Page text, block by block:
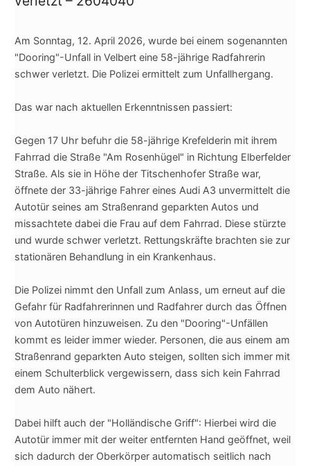
Am Sonntag, 12. April 2026, wurde bei einem sogenannten
"Dooring"-Unfall in Velbert eine 58-jährige Radfahrerin
schwer verletzt. Die Polizei ermittelt zum Unfallhergang.
Das war nach aktuellen Erkenntnissen passiert:
Gegen 17 Uhr befuhr die 58-jährige Krefelderin mit ihrem
Fahrrad die Straße "Am Rosenhügel" in Richtung Elberfelder
Straße. Als sie in Höhe der Titschenhofer Straße war,
öffnete der 33-jährige Fahrer eines Audi A3 unvermittelt die
Autotür seines am Straßenrand geparkten Autos und
missachtete dabei die Frau auf dem Fahrrad. Diese stürzte
und wurde schwer verletzt. Rettungskräfte brachten sie zur
stationären Behandlung in ein Krankenhaus.
Die Polizei nimmt den Unfall zum Anlass, um erneut auf die
Gefahr für Radfahrerinnen und Radfahrer durch das Öffnen
von Autotüren hinzuweisen. Zu den "Dooring"-Unfällen
kommt es leider immer wieder. Personen, die aus einem am
Straßenrand geparkten Auto steigen, sollten sich immer mit
einem Schulterblick vergewissern, dass sich kein Fahrrad
dem Auto nähert.
Dabei hilft auch der "Holländische Griff": Hierbei wird die
Autotür immer mit der weiter entfernten Hand geöffnet, weil
sich dadurch der Oberkörper automatisch seitlich nach